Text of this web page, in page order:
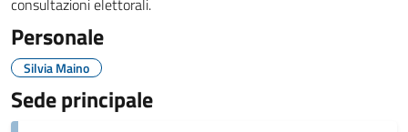
consultazioni elettorali.
Personale
Silvia Maino
Sede principale